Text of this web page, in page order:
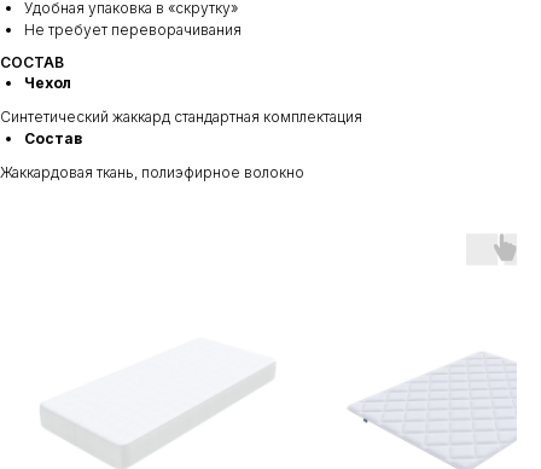
Удобная упаковка в «скрутку»
Не требует переворачивания
СОСТАВ
Чехол
Синтетический жаккард стандартная комплектация
Состав
Жаккардовая ткань, полиэфирное волокно